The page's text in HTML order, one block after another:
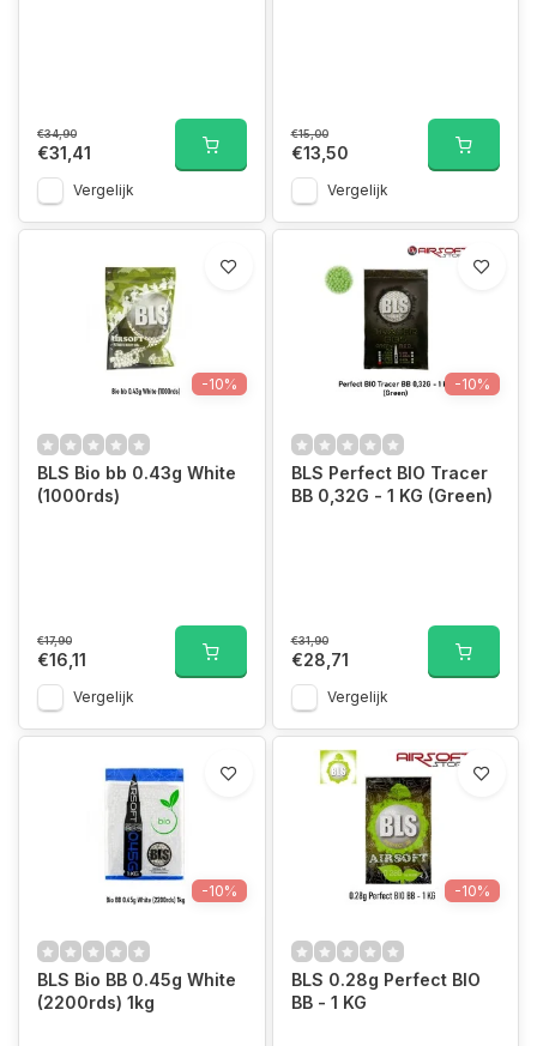
€34,90
€31,41
Vergelijk
€15,00
€13,50
Vergelijk
-10%
BLS Bio bb 0.43g White
(1000rds)
€17,90
€16,11
Vergelijk
-10%
BLS Perfect BIO Tracer
BB 0,32G - 1 KG (Green)
€31,90
€28,71
Vergelijk
-10%
BLS Bio BB 0.45g White
(2200rds) 1kg
-10%
BLS 0.28g Perfect BIO
BB - 1 KG